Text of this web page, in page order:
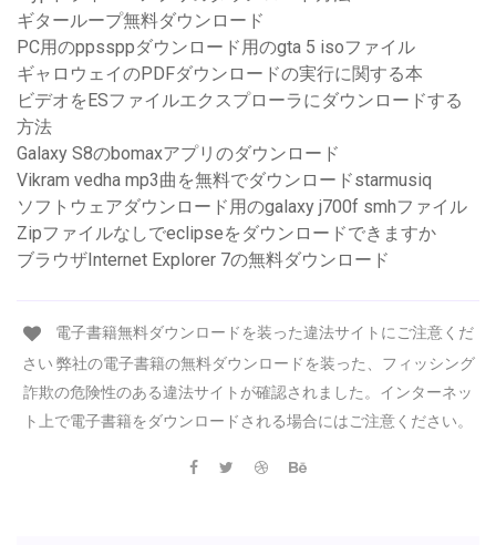
ギターループ無料ダウンロード
PC用のppssppダウンロード用のgta 5 isoファイル
ギャロウェイのPDFダウンロードの実行に関する本
ビデオをESファイルエクスプローラにダウンロードする
方法
Galaxy S8のbomaxアプリのダウンロード
Vikram vedha mp3曲を無料でダウンロードstarmusiq
ソフトウェアダウンロード用のgalaxy j700f smhファイル
Zipファイルなしでeclipseをダウンロードできますか
ブラウザInternet Explorer 7の無料ダウンロード
電子書籍無料ダウンロードを装った違法サイトにご注意くだ
さい 弊社の電子書籍の無料ダウンロードを装った、フィッシング
詐欺の危険性のある違法サイトが確認されました。インターネッ
ト上で電子書籍をダウンロードされる場合にはご注意ください。